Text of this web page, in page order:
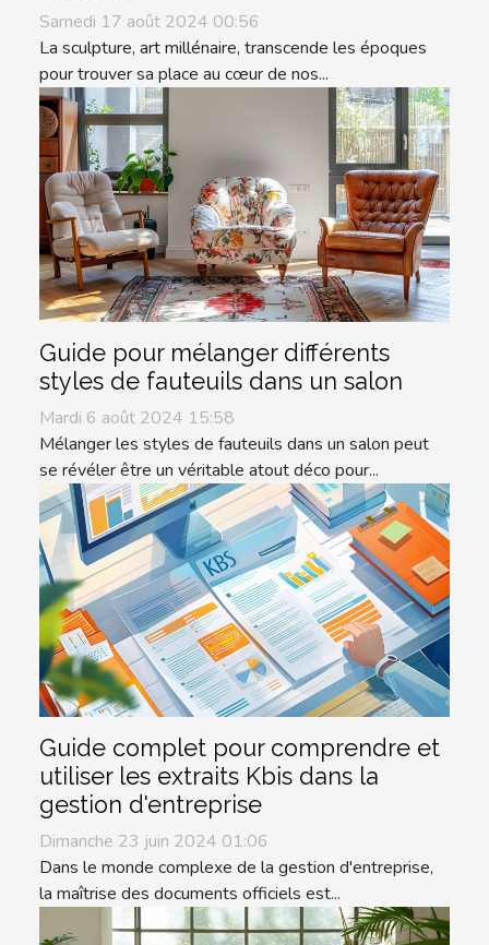
Samedi 17 août 2024 00:56
La sculpture, art millénaire, transcende les époques
pour trouver sa place au cœur de nos...
Guide pour mélanger différents
styles de fauteuils dans un salon
Mardi 6 août 2024 15:58
Mélanger les styles de fauteuils dans un salon peut
se révéler être un véritable atout déco pour...
Guide complet pour comprendre et
utiliser les extraits Kbis dans la
gestion d'entreprise
Dimanche 23 juin 2024 01:06
Dans le monde complexe de la gestion d'entreprise,
la maîtrise des documents officiels est...